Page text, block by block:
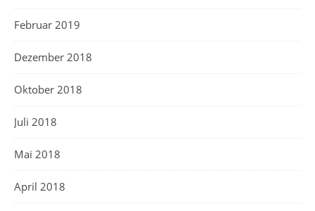
Februar 2019
Dezember 2018
Oktober 2018
Juli 2018
Mai 2018
April 2018